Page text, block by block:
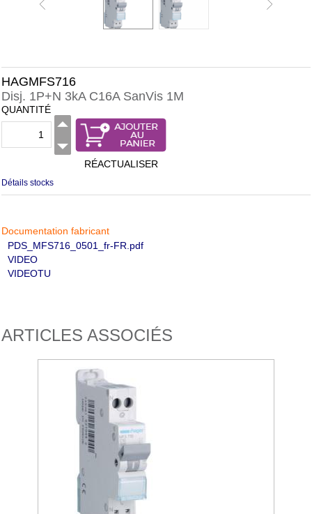
HAGMFS716
Disj. 1P+N 3kA C16A SanVis 1M
QUANTITÉ
RÉACTUALISER
Détails stocks
Documentation fabricant
PDS_MFS716_0501_fr-FR.pdf
VIDEO
VIDEOTU
ARTICLES ASSOCIÉS